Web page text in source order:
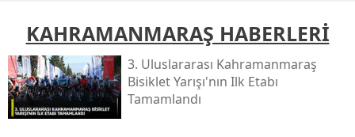
KAHRAMANMARAŞ HABERLERİ
3. Uluslararası Kahramanmaraş
Bisiklet Yarışı'nın Ilk Etabı
Tamamlandı